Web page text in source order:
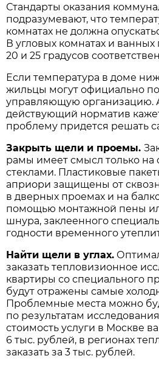
Стандарты оказания
подразумевают, что
комнатах не должна
В угловых комнатах и
20 и 25 градусов
Если температура в доме
жильцы могут официально
управляющую организацию.
действующий норматив
проблему придется решать
Закрыть щели и проемы.
рамы имеет смысл только на
стеклами. Пластиковые
априори защищены от
в дверных проемах и на
помощью монтажной пены
шнура, заклеенного
годности временного
Найти щели в углах.
заказать тепловизионное
квартиры со специального
будут отражены самые
Проблемные места можно
по результатам
стоимость услуги в Москве
6 тыс. рублей, в регионах
заказать за 3 тыс. рублей.